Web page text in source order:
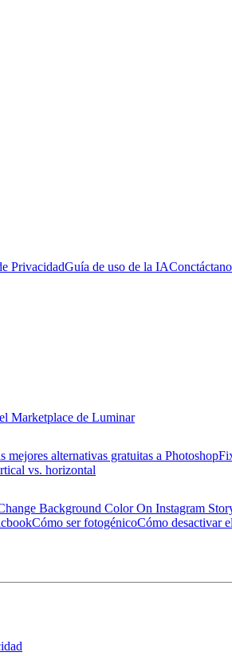
PrivacidadGuía de uso de la IA
Marketplace de Luminar
mejores alternativas gratuitas a Photoshop
vs. horizontal
Background Color On Instagram
Cómo ser fotogénicoCómo desactivar